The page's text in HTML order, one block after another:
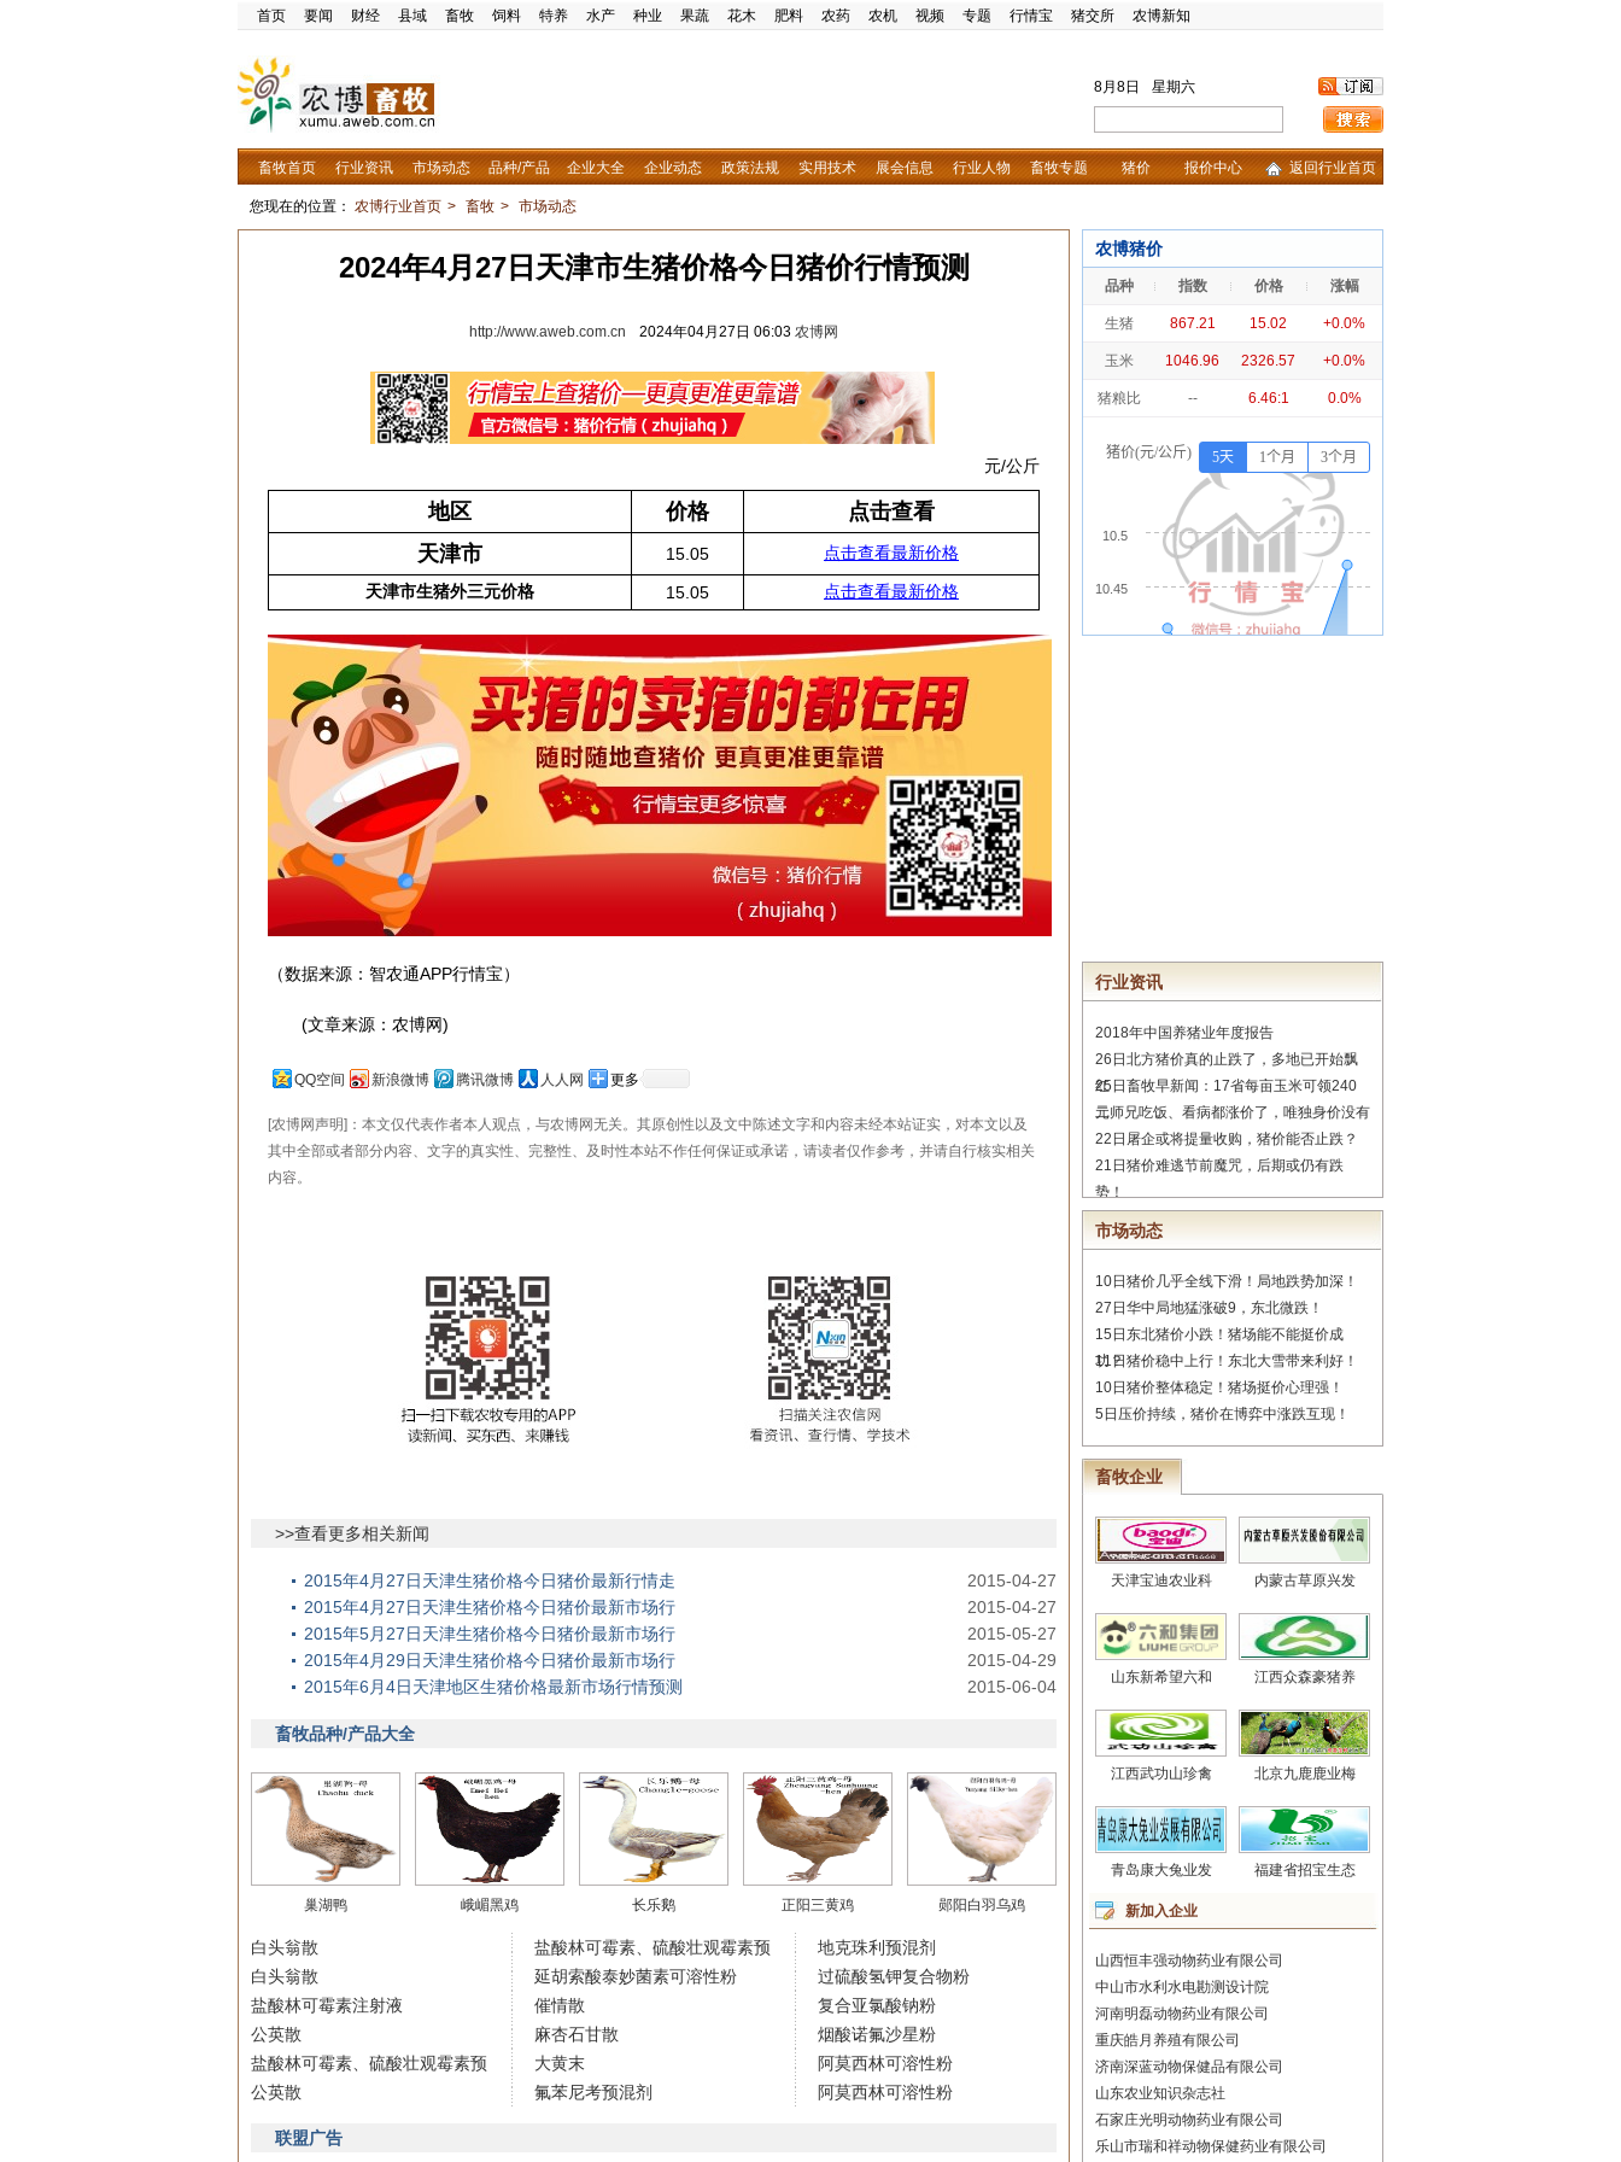
首页 要闻 财经 县域 畜牧 饲料 特养 水产 种业 果蔬 花木 肥料 农药 农机 视频 专题 行情宝 猪交所 农博新知
8月8日 星期六
畜牧首页 行业资讯 市场动态 品种/产品 企业大全 企业动态 政策法规 实用技术 展会信息 行业人物 畜牧专题 猪价 报价中心 返回行业首页
您现在的位置： 农博行业首页 > 畜牧 > 市场动态
2024年4月27日天津市生猪价格今日猪价行情预测
http://www.aweb.com.cn 2024年04月27日 06:03 农博网
元/公斤
地区 价格
点击查看
天津市
15.05
点击查看最新价格
天津市生猪外三元价格
15.05 点击查看最新价格
（数据来源：智农通APP行情宝）
(文章来源：农博网)
QQ空间 新浪微博 腾讯微博 人人网 更多
[农博网声明]：本文仅代表作者本人观点，与农博网无关。其原创性以及文中陈述文字和内容未经本站证实，对本文以及
其中全部或者部分内容、文字的真实性、完整性、及时性本站不作任何保证或承诺，请读者仅作参考，并请自行核实相关
内容。
>>查看更多相关新闻
2015年4月27日天津生猪价格今日猪价最新行情走
2015-04-27
2015年4月27日天津生猪价格今日猪价最新市场行
2015-04-27
2015年5月27日天津生猪价格今日猪价最新市场行
2015-05-27
2015年4月29日天津生猪价格今日猪价最新市场行
2015-04-29
2015年6月4日天津地区生猪价格最新市场行情预测
2015-06-04
畜牧品种/产品大全
巢湖鸭 峨嵋黑鸡 长乐鹅 正阳三黄鸡 郧阳白羽乌鸡
白头翁散
白头翁散
盐酸林可霉素注射液
公英散
盐酸林可霉素、硫酸壮观霉素预
公英散
盐酸林可霉素、硫酸壮观霉素预
延胡索酸泰妙菌素可溶性粉
催情散
麻杏石甘散
大黄末
氟苯尼考预混剂
地克珠利预混剂
过硫酸氢钾复合物粉
复合亚氯酸钠粉
烟酸诺氟沙星粉
阿莫西林可溶性粉
阿莫西林可溶性粉
联盟广告
农博猪价
品种 指数 价格 涨幅
生猪 867.21 15.02 +0.0%
玉米 1046.96 2326.57 +0.0%
猪粮比 -- 6.46:1 0.0%
行业资讯
2018年中国养猪业年度报告
26日北方猪价真的止跌了，多地已开始飘
红
25日畜牧早新闻：17省每亩玉米可领240
元
二师兄吃饭、看病都涨价了，唯独身价没有
22日屠企或将提量收购，猪价能否止跌？
21日猪价难逃节前魔咒，后期或仍有跌
势！
市场动态
10日猪价几乎全线下滑！局地跌势加深！
27日华中局地猛涨破9，东北微跌！
15日东北猪价小跌！猪场能不能挺价成
功？
11日猪价稳中上行！东北大雪带来利好！
10日猪价整体稳定！猪场挺价心理强！
5日压价持续，猪价在博弈中涨跌互现！
畜牧企业
天津宝迪农业科 内蒙古草原兴发
山东新希望六和 江西众森豪猪养
江西武功山珍禽 北京九鹿鹿业梅
青岛康大兔业发 福建省招宝生态
新加入企业
山西恒丰强动物药业有限公司
中山市水利水电勘测设计院
河南明磊动物药业有限公司
重庆皓月养殖有限公司
济南深蓝动物保健品有限公司
山东农业知识杂志社
石家庄光明动物药业有限公司
乐山市瑞和祥动物保健药业有限公司